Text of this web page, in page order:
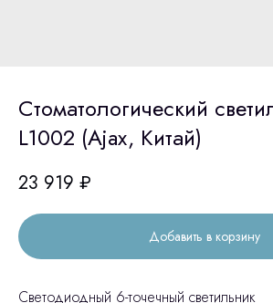
Стоматологический
L1002 (Ajax, Китай)
23 919 ₽
Добавить в корзину
Светодиодный 6-точечный светильник